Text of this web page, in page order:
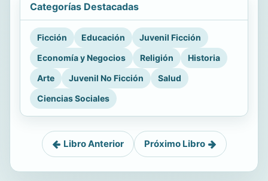
Categorías Destacadas
Ficción Educación
Juvenil Ficción
Economía y Negocios
Religión
Historia
Arte
Juvenil No Ficción
Salud
Ciencias Sociales
Libro Anterior Próximo Libro